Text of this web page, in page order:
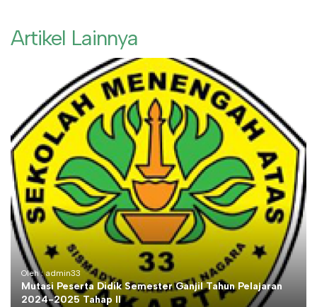
Artikel Lainnya
Oleh : admin33
Mutasi Peserta Didik Semester Ganjil Tahun Pelajaran
2024-2025 Tahap II